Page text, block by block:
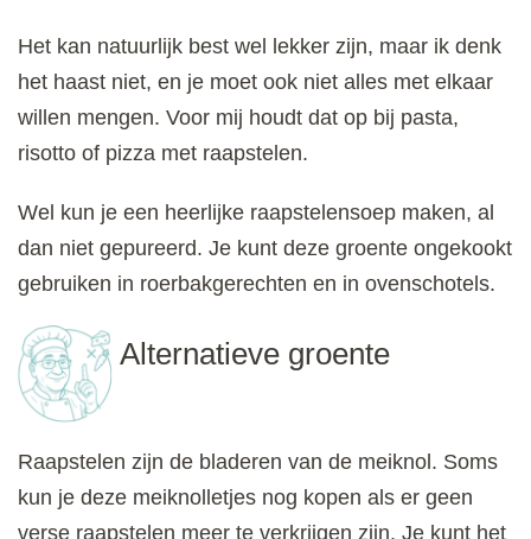
Het kan natuurlijk best wel lekker zijn, maar ik denk
het haast niet, en je moet ook niet alles met elkaar
willen mengen. Voor mij houdt dat op bij pasta,
risotto of pizza met raapstelen.
Wel kun je een heerlijke raapstelensoep maken, al
dan niet gepureerd. Je kunt deze groente ongekookt
gebruiken in roerbakgerechten en in ovenschotels.
Alternatieve groente
Raapstelen zijn de bladeren van de meiknol. Soms
kun je deze meiknolletjes nog kopen als er geen
verse raapstelen meer te verkrijgen zijn. Je kunt het